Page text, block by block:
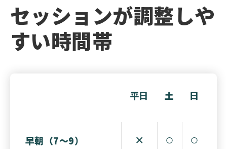
セッションが調整しや
すい時間帯
平日 土 日
早朝（7〜9） × ○ ○